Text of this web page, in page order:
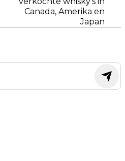
Canada, Amerika en
Japan